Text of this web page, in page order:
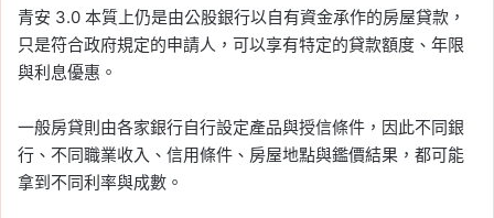
青安 3.0 本質上仍是由公股銀行以自有資金承作的房屋貸款，
只是符合政府規定的申請人，可以享有特定的貸款額度、年限
與利息優惠。
一般房貸則由各家銀行自行設定產品與授信條件，因此不同銀
行、不同職業收入、信用條件、房屋地點與鑑價結果，都可能
拿到不同利率與成數。